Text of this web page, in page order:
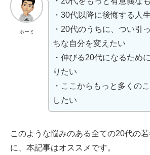
ホーミ
・30代以降に後悔する人
・20代のうちに、つい引
ちな自分を変えたい
・伸びる20代になるため
りたい
・ここからもっと多くの
したい
このような悩みのある全ての20代の
に、本記事はオススメです。